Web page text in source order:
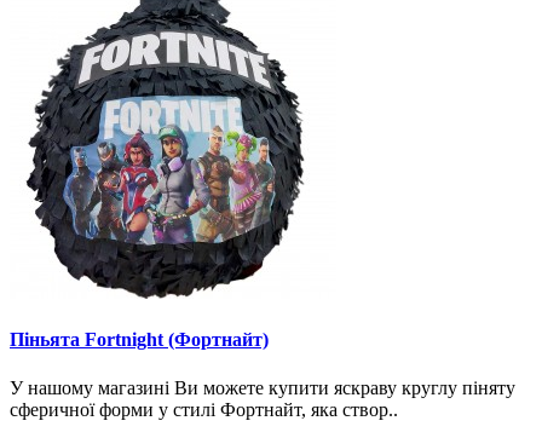
Піньята Fortnight (Фортнайт)
У нашому магазині Ви можете купити яскраву круглу піняту
сферичної форми у стилі Фортнайт, яка створ..